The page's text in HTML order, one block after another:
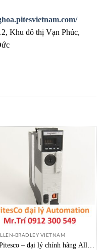
Khu đô thị Vạn Phúc,
BRADLEY VIETNAM
– đại lý chính hãng Allen